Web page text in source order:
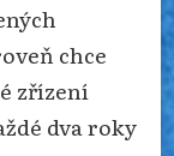
chce
zřízení
dva roky